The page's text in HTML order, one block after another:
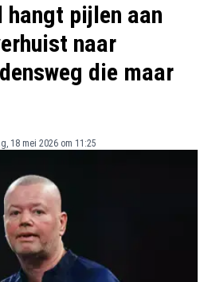
hangt pijlen aan
naar
die maar
18 mei 2026 om 11:25